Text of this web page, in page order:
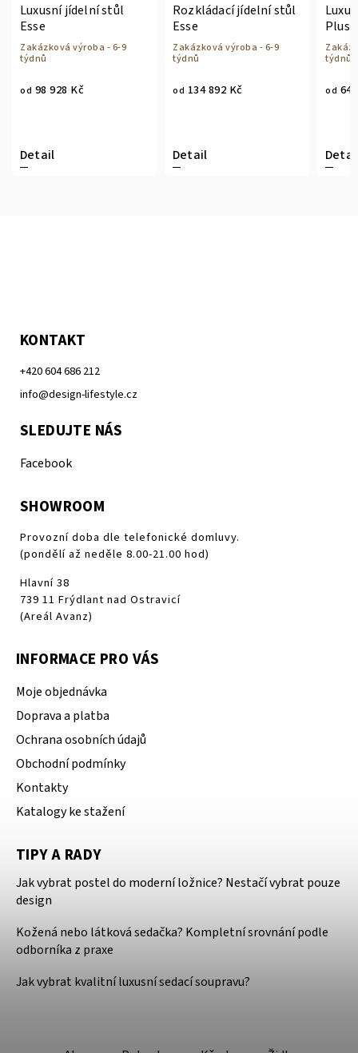
Luxusní jídelní stůl
Esse
Zakázková výroba - 6-9
týdnů
od 98 928 Kč
Detail
Rozkládací jídelní stůl
Esse
Zakázková výroba - 6-9
týdnů
od 134 892 Kč
Detail
Plus
týdnů
od 64
KONTAKT
+420 604 686 212
info@design-lifestyle.cz
SLEDUJTE NÁS
Facebook
SHOWROOM
Provozní doba dle telefonické domluvy.
(pondělí až neděle 8.00-21.00 hod)
Hlavní 38
739 11 Frýdlant nad Ostravicí
(Areál Avanz)
INFORMACE PRO VÁS
Moje objednávka
Doprava a platba
Ochrana osobních údajů
Obchodní podmínky
Kontakty
Katalogy ke stažení
TIPY A RADY
Jak vybrat postel do moderní ložnice? Nestačí vybrat pouze
design
Kožená nebo látková sedačka? Kompletní srovnání podle
odborníka z praxe
Jak vybrat kvalitní luxusní sedací soupravu?